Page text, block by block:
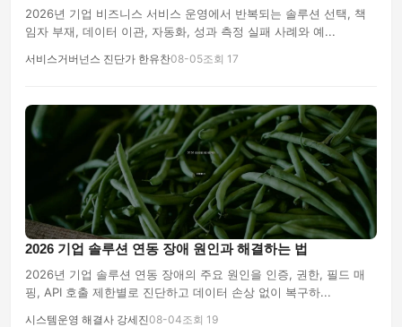
2026년 기업 비즈니스 서비스 운영에서 반복되는 솔루션 선택, 책
임자 부재, 데이터 이관, 자동화, 성과 측정 실패 사례와 예...
서비스거버넌스 진단가 한유찬08-05조회 17
2026 기업 솔루션 연동 장애 원인과 해결하는 법
2026년 기업 솔루션 연동 장애의 주요 원인을 인증, 권한, 필드 매
핑, API 호출 제한별로 진단하고 데이터 손상 없이 복구하...
시스템운영 해결사 강세진08-04조회 19